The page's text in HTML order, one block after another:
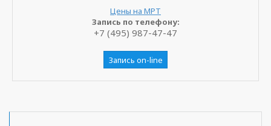
Цены на МРТ
Запись по телефону:
+7 (495) 987-47-47
Запись on-line